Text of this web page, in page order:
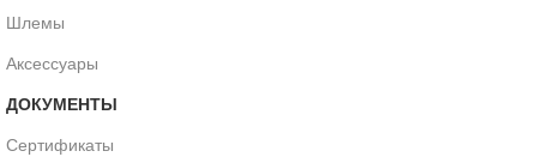
Шлемы
Аксессуары
ДОКУМЕНТЫ
Сертификаты